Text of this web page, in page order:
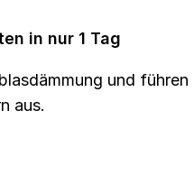
in nur 1 Tag
und führen
aus.